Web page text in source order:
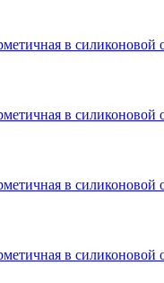
в
в
в
в